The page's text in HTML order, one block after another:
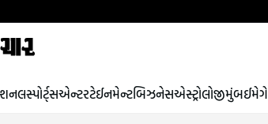
સ્પોર્ટ્સએન્ટરટેઈનમેન્ટબિઝનેસએસ્ટ્રોલોજીમુંબઈ